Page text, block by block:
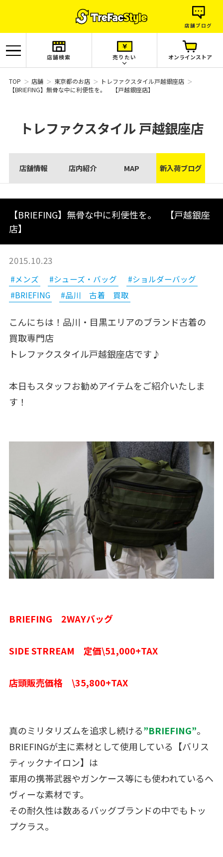
店舗ブログ
店舗検索 売りたい オンラインストア
TOP 店舗 東京都のお店
トレファクスタイル戸越銀座店
【BRIEFING】無骨な中に利便性を。 【戸越銀座店】
トレファクスタイル戸越銀座店
店舗情報 店内紹介 MAP 新入荷ブログ
【BRIEFING】無骨な中に利便性を。 【戸越銀座
店】
2015.10.23
#メンズ #シューズ・バッグ
#ショルダーバッグ
#BRIEFING
#品川 古着 買取
こんにちは！品川・目黒エリアのブランド古着の
買取専門店
トレファクスタイル戸越銀座店です♪
本日もスタッフお勧めアイテムをご紹介いたしま
す！
BRIEFING 2WAYバッグ
SIDE STRREAM 定価\51,000+TAX
店頭販売価格 \35,800+TAX
真のミリタリズムを追求し続ける”BRIEFING”。
BRIEFINGが主に素材として使用している【バリス
ティックナイロン】は
軍用の携帯武器やガンケース等にも使われているヘ
ヴィーな素材です。
その耐久性は数あるバッグブランドの中でもトッ
プクラス。